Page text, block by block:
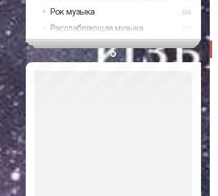
Рок музыка 334
Расслабляющая музыка